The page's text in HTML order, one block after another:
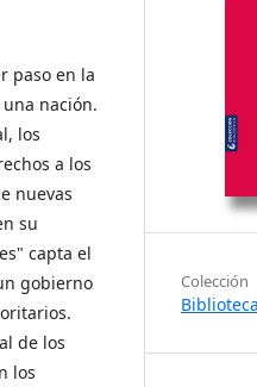
paso en la
nación.
los
a los
nuevas
su
capta el
gobierno
de los
los
Colección